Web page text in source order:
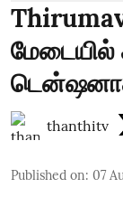
மேடையில்
thanthitv
Published on: 07